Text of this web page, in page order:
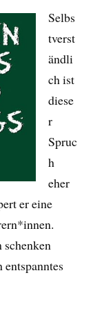
Selbs
tverst
ändli
ch ist
diese
r
Spruc
h
eher
er eine
schenken